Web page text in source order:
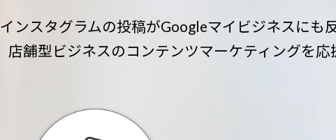
インスタグラムの投稿がGoogleマイビジネスにも
店舗型ビジネスのコンテンツマーケティングを応